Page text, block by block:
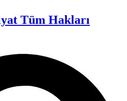
Tüm Hakları